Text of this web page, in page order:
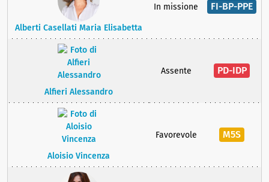
Alberti Casellati Maria Elisabetta
In missione FI-BP-PPE
Alfieri Alessandro
Assente PD-IDP
Aloisio Vincenza
Favorevole M5S